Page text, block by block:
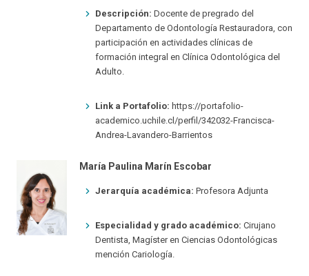
Descripción: Docente de pregrado del
Departamento de Odontología Restauradora, con
participación en actividades clínicas de
formación integral en Clínica Odontológica del
Adulto.
Link a Portafolio: https://portafolio-
academico.uchile.cl/perfil/342032-Francisca-
Andrea-Lavandero-Barrientos
María Paulina Marín Escobar
Jerarquía académica: Profesora Adjunta
Especialidad y grado académico: Cirujano
Dentista, Magíster en Ciencias Odontológicas
mención Cariología.